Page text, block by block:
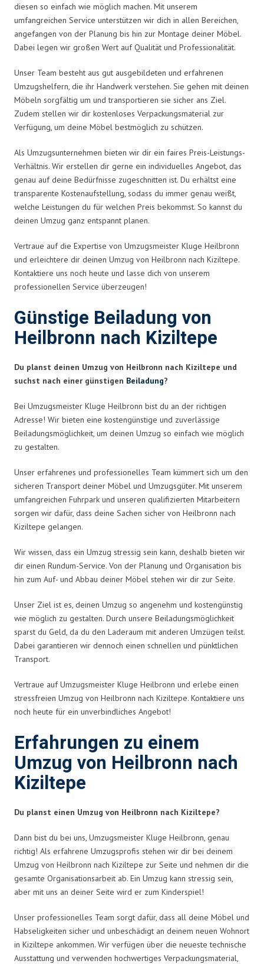
diesen so einfach wie möglich machen. Mit unserem
umfangreichen Service unterstützen wir dich in allen Bereichen,
angefangen von der Planung bis hin zur Montage deiner Möbel.
Dabei legen wir großen Wert auf Qualität und Professionalität.
Unser Team besteht aus gut ausgebildeten und erfahrenen
Umzugshelfern, die ihr Handwerk verstehen. Sie gehen mit deinen
Möbeln sorgfältig um und transportieren sie sicher ans Ziel.
Zudem stellen wir dir kostenloses Verpackungsmaterial zur
Verfügung, um deine Möbel bestmöglich zu schützen.
Als Umzugsunternehmen bieten wir dir ein faires Preis-Leistungs-
Verhältnis. Wir erstellen dir gerne ein individuelles Angebot, das
genau auf deine Bedürfnisse zugeschnitten ist. Du erhältst eine
transparente Kostenaufstellung, sodass du immer genau weißt,
welche Leistungen du für welchen Preis bekommst. So kannst du
deinen Umzug ganz entspannt planen.
Vertraue auf die Expertise von Umzugsmeister Kluge Heilbronn
und erleichtere dir deinen Umzug von Heilbronn nach Kiziltepe.
Kontaktiere uns noch heute und lasse dich von unserem
professionellen Service überzeugen!
Günstige Beiladung von
Heilbronn nach Kiziltepe
Du planst deinen Umzug von Heilbronn nach Kiziltepe und
suchst nach einer günstigen Beiladung?
Bei Umzugsmeister Kluge Heilbronn bist du an der richtigen
Adresse! Wir bieten eine kostengünstige und zuverlässige
Beiladungsmöglichkeit, um deinen Umzug so einfach wie möglich
zu gestalten.
Unser erfahrenes und professionelles Team kümmert sich um den
sicheren Transport deiner Möbel und Umzugsgüter. Mit unserem
umfangreichen Fuhrpark und unseren qualifizierten Mitarbeitern
sorgen wir dafür, dass deine Sachen sicher von Heilbronn nach
Kiziltepe gelangen.
Wir wissen, dass ein Umzug stressig sein kann, deshalb bieten wir
dir einen Rundum-Service. Von der Planung und Organisation bis
hin zum Auf- und Abbau deiner Möbel stehen wir dir zur Seite.
Unser Ziel ist es, deinen Umzug so angenehm und kostengünstig
wie möglich zu gestalten. Durch unsere Beiladungsmöglichkeit
sparst du Geld, da du den Laderaum mit anderen Umzügen teilst.
Dabei garantieren wir dennoch einen schnellen und pünktlichen
Transport.
Vertraue auf Umzugsmeister Kluge Heilbronn und erlebe einen
stressfreien Umzug von Heilbronn nach Kiziltepe. Kontaktiere uns
noch heute für ein unverbindliches Angebot!
Erfahrungen zu einem
Umzug von Heilbronn nach
Kiziltepe
Du planst einen Umzug von Heilbronn nach Kiziltepe?
Dann bist du bei uns, Umzugsmeister Kluge Heilbronn, genau
richtig! Als erfahrene Umzugsprofis stehen wir dir bei deinem
Umzug von Heilbronn nach Kiziltepe zur Seite und nehmen dir die
gesamte Organisationsarbeit ab. Ein Umzug kann stressig sein,
aber mit uns an deiner Seite wird er zum Kinderspiel!
Unser professionelles Team sorgt dafür, dass all deine Möbel und
Habseligkeiten sicher und unbeschädigt an deinem neuen Wohnort
in Kiziltepe ankommen. Wir verfügen über die neueste technische
Ausstattung und verwenden hochwertiges Verpackungsmaterial,